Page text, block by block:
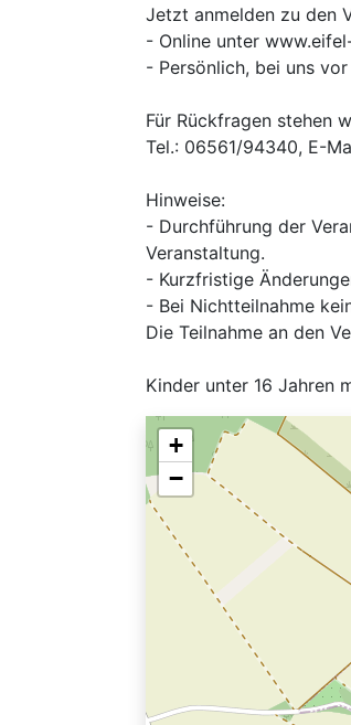
Jetzt anmelden zu den
- Online unter
- Persönlich, bei uns
Für Rückfragen stehen
Tel.: 06561/94340, E-
Hinweise:
- Durchführung der
Veranstaltung.
- Kurzfristige
- Bei Nichtteilnahme
Die Teilnahme an den
Kinder unter 16 Jahren
+
−